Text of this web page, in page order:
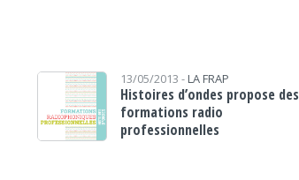
13/05/2013 - LA FRAP
Histoires d’ondes propose des
formations radio
professionnelles